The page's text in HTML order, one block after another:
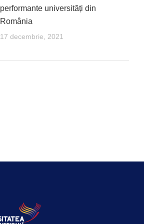
performante universități din
România
17 decembrie, 2021